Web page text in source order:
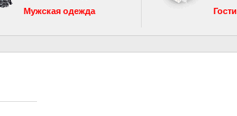
Мужская одежда